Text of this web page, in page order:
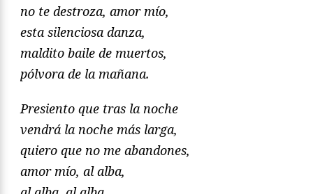
no te destroza, amor mío,
esta silenciosa danza,
maldito baile de muertos,
pólvora de la mañana.
Presiento que tras la noche
vendrá la noche más larga,
quiero que no me abandones,
amor mío, al alba,